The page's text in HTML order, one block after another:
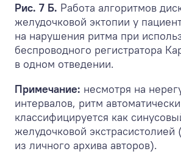
Рис. 7 Б. Работа алгоритмов
желудочковой эктопии у
на нарушения ритма при
беспроводного регистратора
в одном отведении.
Примечание: несмотря на
интервалов, ритм автоматически
классифицируется как
желудочковой экстрасистолией
из личного архива авторов).